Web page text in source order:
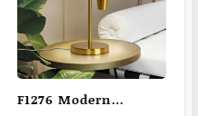
F1276 Modern